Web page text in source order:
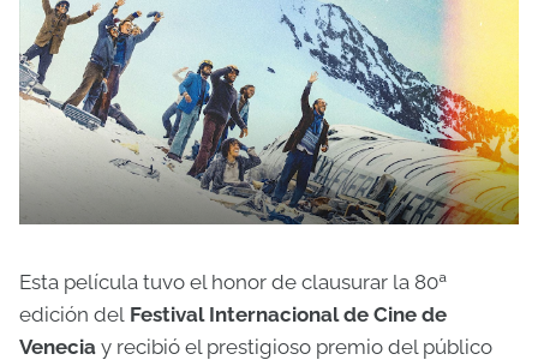
Esta película tuvo el honor de clausurar la 80ª
edición del Festival Internacional de Cine de
Venecia y recibió el prestigioso premio del público